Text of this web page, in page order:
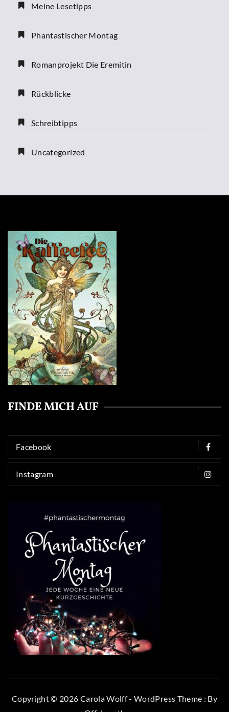
Meine Lesetipps
Phantastischer Montag
Romanprojekt Die Eremitin
Rückblicke
Schreibtipps
Uncategorized
FINDE MICH AUF
Facebook
Instagram
Copyright © 2026 Carola Wolff - WordPress Theme : By